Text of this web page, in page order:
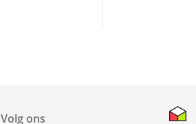
Volg ons